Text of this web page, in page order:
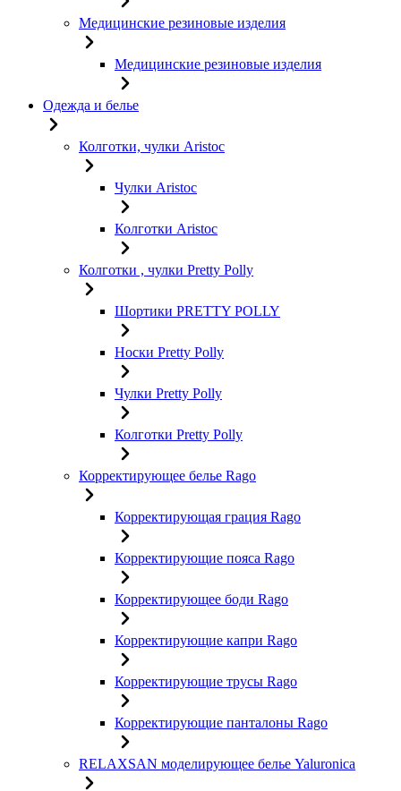
Медицинские резиновые изделия
Медицинские резиновые изделия
Одежда и белье
Колготки, чулки Aristoc
Чулки Aristoc
Колготки Aristoc
Колготки , чулки Pretty Polly
Шортики PRETTY POLLY
Носки Pretty Polly
Чулки Pretty Polly
Колготки Pretty Polly
Корректирующее белье Rago
Корректирующая грация Rago
Корректирующие пояса Rago
Корректирующее боди Rago
Корректирующие капри Rago
Корректирующие трусы Rago
Корректирующие панталоны Rago
RELAXSAN моделирующее белье Yaluroniсa